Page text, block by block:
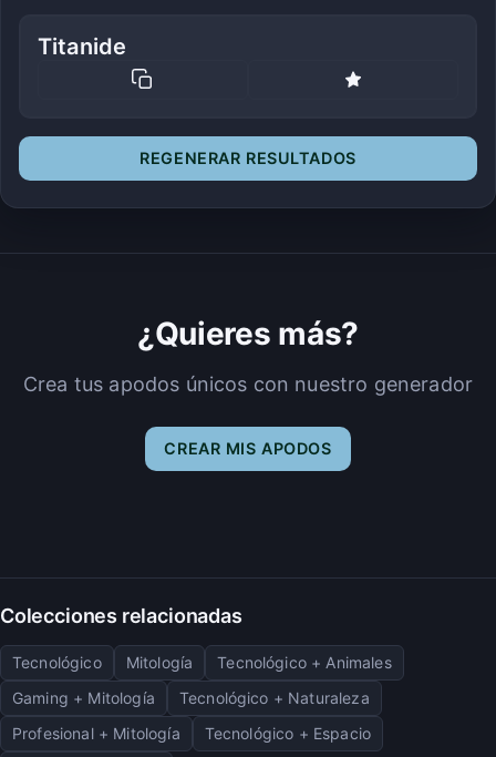
Titanide
REGENERAR RESULTADOS
¿Quieres más?
Crea tus apodos únicos con nuestro generador
CREAR MIS APODOS
Colecciones relacionadas
Tecnológico Mitología
Tecnológico + Animales
Gaming + Mitología
Tecnológico + Naturaleza
Profesional + Mitología
Tecnológico + Espacio